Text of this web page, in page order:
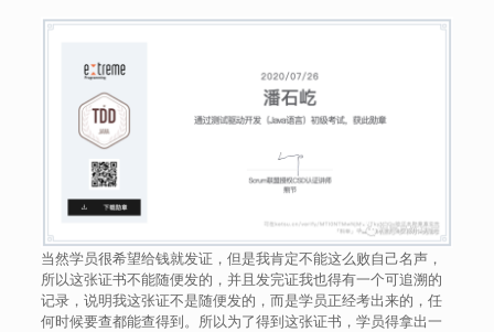
当然学员很希望给钱就发证，但是我肯定不能这么败自己名声，
所以这张证书不能随便发的，并且发完证我也得有一个可追溯的
记录，说明我这张证不是随便发的，而是学员正经考出来的，任
何时候要查都能查得到。所以为了得到这张证书，学员得拿出一